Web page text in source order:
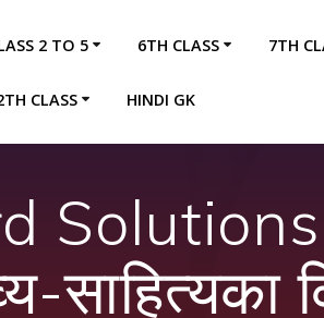
2 TO 5 6TH CLASS 7TH
CLASS HINDI GK
साहित्यका